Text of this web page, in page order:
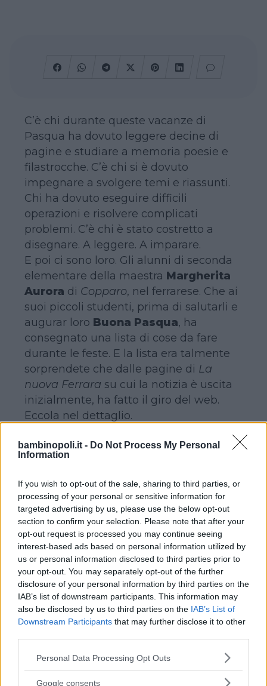
bambinopoli.it - Do Not Process My Personal
Information
If you wish to opt-out of the sale, sharing to third parties, or
processing of your personal or sensitive information for
targeted advertising by us, please use the below opt-out
section to confirm your selection. Please note that after your
opt-out request is processed you may continue seeing
interest-based ads based on personal information utilized by
us or personal information disclosed to third parties prior to
your opt-out. You may separately opt-out of the further
disclosure of your personal information by third parties on the
IAB’s list of downstream participants. This information may
also be disclosed by us to third parties on the IAB’s List of
Downstream Participants that may further disclose it to other
Please note that this website/app uses one or more Google
not limited to your visit or usage behaviour. You may click to
Personal Data Processing Opt Outs
Google consents
C’è chi durante queste vacanze di
Pasqua ha dovuto leggere decine di
pagine e studiare a memoria poesie e
filastrocche. C’è chi si è dovuto
impegnare a svolgere temi e riassunti.
Chi ha dovuto eseguire difficili
operazioni e risolvere complicati
problemi. C’è chi è stato costretto a
disegnare. A leggere. A imparare.
E poi ci sono loro. Gli alunni di seconda
elementare della maestra Margherita
Aurora di Copparo, nel ferrarese. Che ai
suoi piccoli studenti, prima di salutarli e
augurar loro Buona Pasqua, ha
consegnato una lista di cose da fare
durante le feste. E la lista era talmente
sorprendete che dalle pagine di La
nuova Ferrara su cui la notizia è uscita
inizialmente, ha fatto il giro del web.
Eccola nel dettaglio.
Fai delle belle dormite riposanti.
Se il tempo è bello, non stare chiuso
in casa, ma esci e gioca all’aperto
Passa tutto il tempo possibile con i
tuoi genitori: se la mamma cucina
qualcosa, aiutala leggendole la ricetta e
allungandole qualche ingrediente; se il
papà ha tempo, fai delle belle
passeggiate all’aperto con lui, a piedi o
in bicicletta
Se hai dei nonni vicino a te, fatti